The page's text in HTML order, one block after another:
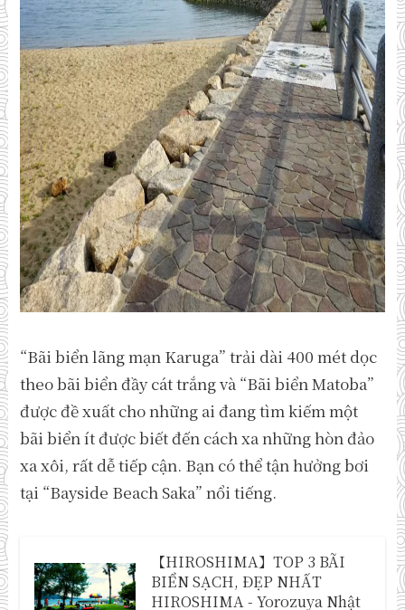
“Bãi biển lãng mạn Karuga” trải dài 400 mét dọc
theo bãi biển đầy cát trắng và “Bãi biển Matoba”
được đề xuất cho những ai đang tìm kiếm một
bãi biển ít được biết đến cách xa những hòn đảo
xa xôi, rất dễ tiếp cận. Bạn có thể tận hưởng bơi
tại “Bayside Beach Saka” nổi tiếng.
【HIROSHIMA】TOP 3 BÃI
BIỂN SẠCH, ĐẸP NHẤT
HIROSHIMA - Yorozuya Nhật